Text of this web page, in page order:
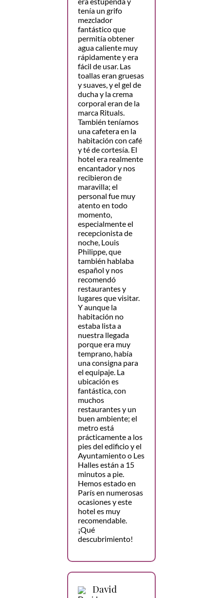
tenía un grifo
mezclador
fantástico que
permitía obtener
agua caliente muy
rápidamente y era
fácil de usar. Las
toallas eran gruesas
y suaves, y el gel de
ducha y la crema
corporal eran de la
marca Rituals.
También teníamos
una cafetera en la
habitación con café
y té de cortesía. El
hotel era realmente
encantador y nos
recibieron de
maravilla; el
personal fue muy
atento en todo
momento,
especialmente el
recepcionista de
noche, Louis
Philippe, que
también hablaba
español y nos
recomendó
restaurantes y
lugares que visitar.
Y aunque la
habitación no
estaba lista a
nuestra llegada
porque era muy
temprano, había
una consigna para
el equipaje. La
ubicación es
fantástica, con
muchos
restaurantes y un
buen ambiente; el
metro está
prácticamente a los
pies del edificio y el
Ayuntamiento o Les
Halles están a 15
minutos a pie.
Hemos estado en
París en numerosas
ocasiones y este
hotel es muy
recomendable.
¡Qué
descubrimiento!
David